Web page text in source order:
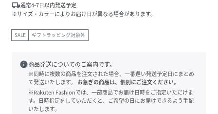
local_shipping通常4-7日以内発送予定
※サイズ・カラーによりお届け日が異なる場合があります。
SALE ギフトラッピング対象外
info商品発送についてのご案内です。
※同時に複数の商品を注文された場合、一番遅い発送予定日にまとめ
て発送いたします。
お急ぎの商品は、個別にご注文ください。
※Rakuten Fashionでは、一部商品でお届け日時をご指定いただけま
す。日時指定をしていただくと、ご希望の日にお届けできるよう手配
いたします。